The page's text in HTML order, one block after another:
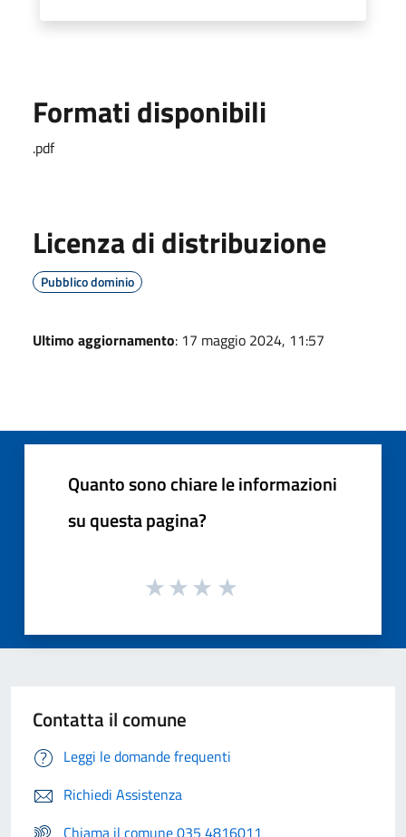
Formati disponibili
.pdf
Licenza di distribuzione
Pubblico dominio
Ultimo aggiornamento: 17 maggio 2024, 11:57
Quanto sono chiare le informazioni
su questa pagina?
Contatta il comune
Leggi le domande frequenti
Richiedi Assistenza